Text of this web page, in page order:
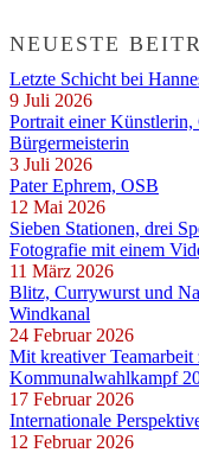
NEUESTE
Letzte Schicht bei
9 Juli 2026
Portrait einer Künstlerin,
Bürgermeisterin
3 Juli 2026
Pater Ephrem, OSB
12 Mai 2026
Sieben Stationen, drei
Fotografie mit einem
11 März 2026
Blitz, Currywurst und
Windkanal
24 Februar 2026
Mit kreativer Teamarbeit
Kommunalwahlkampf
17 Februar 2026
Internationale
12 Februar 2026